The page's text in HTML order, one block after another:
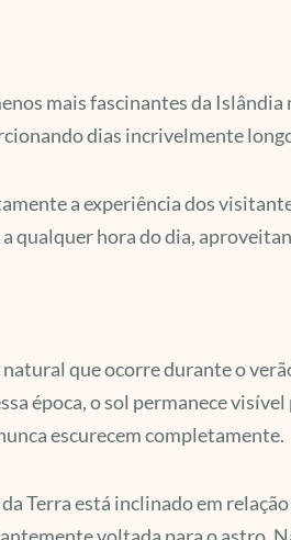
mais fascinantes da
dias incrivelmente
a experiência dos
qualquer hora do dia,
que ocorre durante o
época, o sol permanece
escurecem completamente.
Terra está inclinado em
voltada para o astro.